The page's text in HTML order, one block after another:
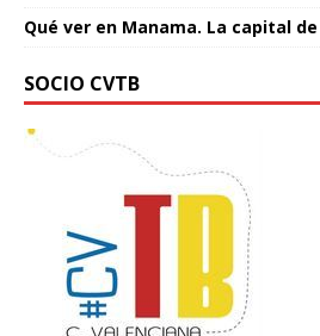
Qué ver en Manama. La capital
SOCIO CVTB